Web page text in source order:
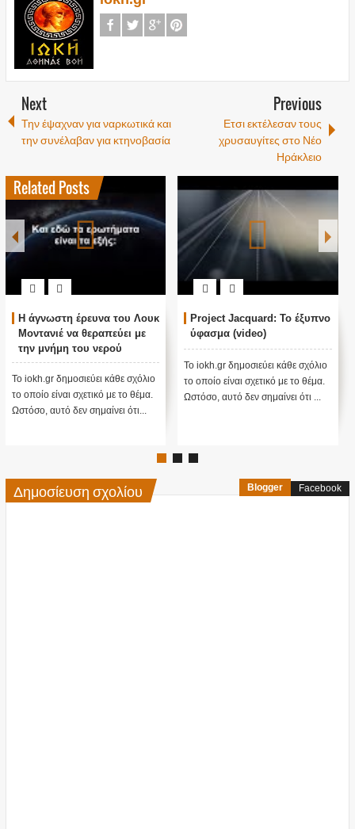
Next
Την έψαχναν για ναρκωτικά και
την συνέλαβαν για κτηνοβασία
Previous
Ετσι εκτέλεσαν τους
χρυσαυγίτες στο Νέο
Ηράκλειο
Related Posts
Η άγνωστη έρευνα του Λουκ
Μοντανιέ να θεραπεύει με
την μνήμη του νερού
Το iokh.gr δημοσιεύει κάθε σχόλιο
το οποίο είναι σχετικό με το θέμα.
Ωστόσο, αυτό δεν σημαίνει ότι...
Project Jacquard: Το έξυπνο
ύφασμα (video)
Το iokh.gr δημοσιεύει κάθε σχόλιο
το οποίο είναι σχετικό με το θέμα.
Ωστόσο, αυτό δεν σημαίνει ότι ...
Δημοσίευση σχολίου Blogger Facebook